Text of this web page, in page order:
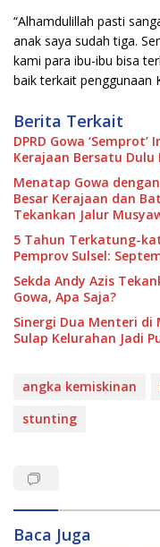
“Alhamdulillah pasti
anak saya sudah tiga.
kami para ibu-ibu bisa
baik terkait penggunaan
Berita Terkait
DPRD Gowa
Kerajaan Bersatu Dulu
Menatap Gowa
Besar Kerajaan dan
Tekankan Jalur
5 Tahun Terkatung-
Pemprov Sulsel:
Sekda Andy Azis
Gowa, Apa Saja?
Sinergi Dua Menteri
Sulap Kelurahan Jadi
angka kemiskinan
stunting
Baca Juga